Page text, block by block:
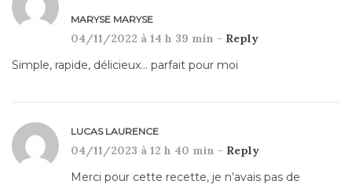
MARYSE MARYSE
04/11/2022 à 14 h 39 min - Reply
Simple, rapide, délicieux… parfait pour moi
LUCAS LAURENCE
04/11/2023 à 12 h 40 min - Reply
Merci pour cette recette, je n’avais pas de